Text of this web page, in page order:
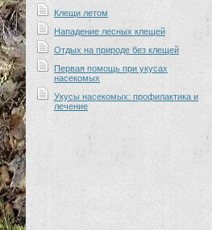
Клещи летом
Нападение лесных клещей
Отдых на природе без клещей
Первая помощь при укусах
насекомых
Укусы насекомых: профилактика и
лечение